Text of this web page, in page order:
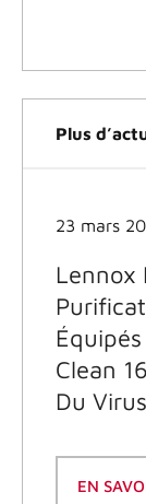
Plus
23 mars
Lennox
Clean 16
Du
EN